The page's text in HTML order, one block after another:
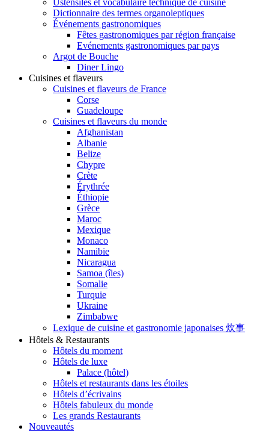
Ustensiles et vocabulaire technique de cuisine
Dictionnaire des termes organoleptiques
Événements gastronomiques
Fêtes gastronomiques par région française
Evénements gastronomiques par pays
Argot de Bouche
Diner Lingo
Cuisines et flaveurs
Cuisines et flaveurs de France
Corse
Guadeloupe
Cuisines et flaveurs du monde
Afghanistan
Albanie
Belize
Chypre
Crète
Érythrée
Éthiopie
Grèce
Maroc
Mexique
Monaco
Namibie
Nicaragua
Samoa (îles)
Somalie
Turquie
Ukraine
Zimbabwe
Lexique de cuisine et gastronomie japonaises 炊事
Hôtels & Restaurants
Hôtels du moment
Hôtels de luxe
Palace (hôtel)
Hôtels et restaurants dans les étoiles
Hôtels d’écrivains
Hôtels fabuleux du monde
Les grands Restaurants
Nouveautés